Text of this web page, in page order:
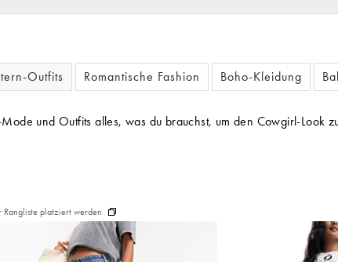
Outfits Romantische Fashion Boho-Kleidung
und Outfits alles, was du brauchst, um den Cowgirl-
Rangliste platziert werden